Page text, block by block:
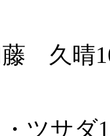
藤 久晴
ツサダ